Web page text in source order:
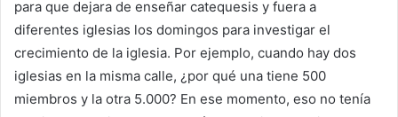
para que dejara de enseñar catequesis y fuera a
diferentes iglesias los domingos para investigar el
crecimiento de la iglesia. Por ejemplo, cuando hay dos
iglesias en la misma calle, ¿por qué una tiene 500
miembros y la otra 5.000? En ese momento, eso no tenía